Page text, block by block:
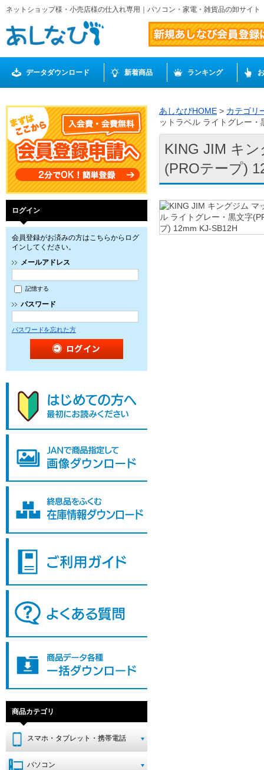
ネットショップ様・小売店様の仕入れ専用｜パソコン・家電・雑貨品の卸サイ
データダウンロード 新着商品 ランキング
ログイン
会員登録がお済みの方はこちらからログ
インしてください。
メールアドレス
記憶する
パスワード
パスワードを忘れた方
商品カテゴリ
スマホ・タブレット・携帯電話
パソコン
あしなびHOME > カテゴリ
ットラベル ライトグレー
KING JIM キ
(PROテープ)